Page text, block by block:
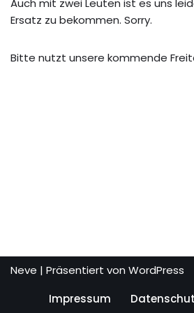
Auch mit zwei Leuten ist es uns
Ersatz zu bekommen. Sorry.
Bitte nutzt unsere kommende
Neve | Präsentiert von WordPress
Impressum